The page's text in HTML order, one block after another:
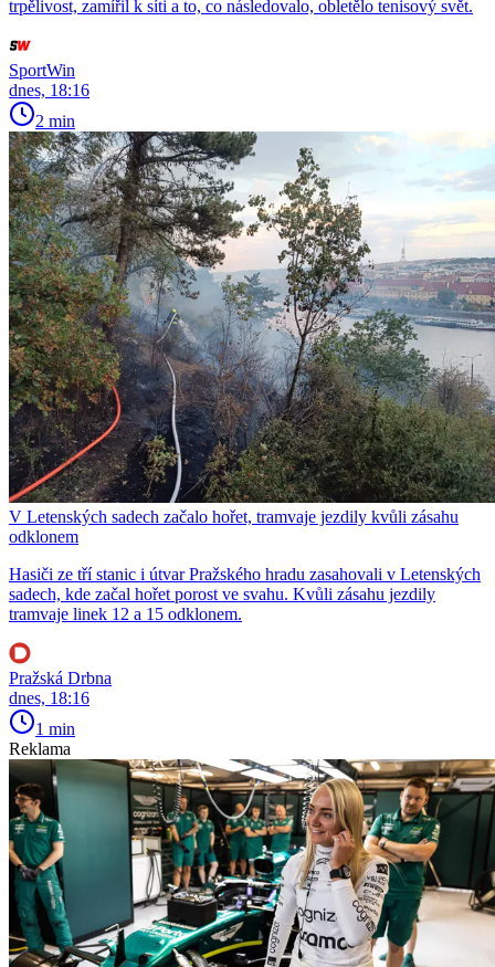
trpělivost, zamířil k síti a to, co následovalo, obletělo tenisový svět.
SportWin
dnes, 18:16
2 min
V Letenských sadech začalo hořet, tramvaje jezdily kvůli zásahu
odklonem
Hasiči ze tří stanic i útvar Pražského hradu zasahovali v Letenských
sadech, kde začal hořet porost ve svahu. Kvůli zásahu jezdily
tramvaje linek 12 a 15 odklonem.
Pražská Drbna
dnes, 18:16
1 min
Reklama